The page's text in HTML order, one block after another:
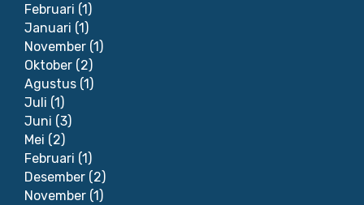
Februari (1)
Januari (1)
November (1)
Oktober (2)
Agustus (1)
Juli (1)
Juni (3)
Mei (2)
Februari (1)
Desember (2)
November (1)